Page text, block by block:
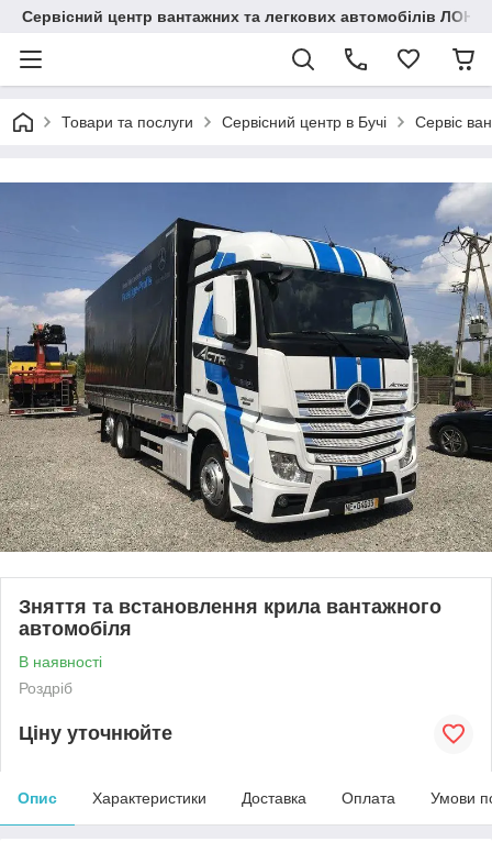
Сервісний центр вантажних та легкових автомобілів
Товари та послуги Сервісний центр в Бучі Сервіс
Зняття та встановлення крила вантажного
автомобіля
В наявності
Роздріб
Ціну уточнюйте
Опис Характеристики Доставка Оплата Умови